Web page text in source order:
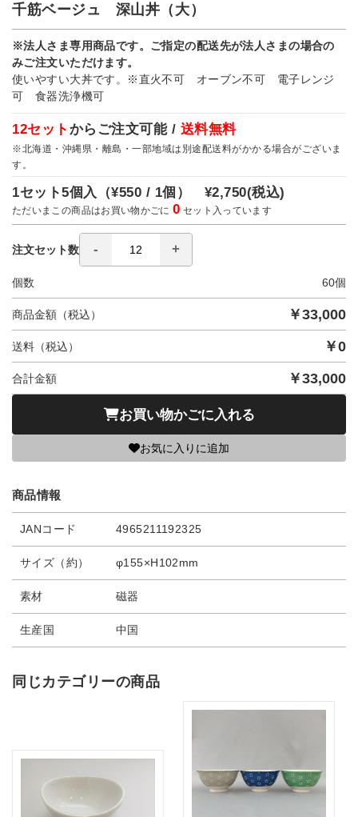
千筋ベージュ 深山丼（大）
※法人さま専用商品です。ご指定の配送先が法人さまの場合の
みご注文いただけます。
使いやすい大丼です。※直火不可 オーブン不可 電子レンジ
可 食器洗浄機可
12セット からご注文可能 / 送料無料
※北海道・沖縄県・離島・一部地域は別途配送料がかかる場合がございま
す。
1セット5個入（¥550 / 1個） ¥2,750(税込)
ただいまこの商品はお買い物かごに0 セット入っています
注文セット数
個数 60個
商品金額（税込） ￥33,000
送料（税込） ￥0
合計金額 ￥33,000
お買い物かごに入れる
お気に入りに追加
商品情報
JANコード 4965211192325
サイズ（約） φ155×H102mm
素材 磁器
生産国 中国
同じカテゴリーの商品